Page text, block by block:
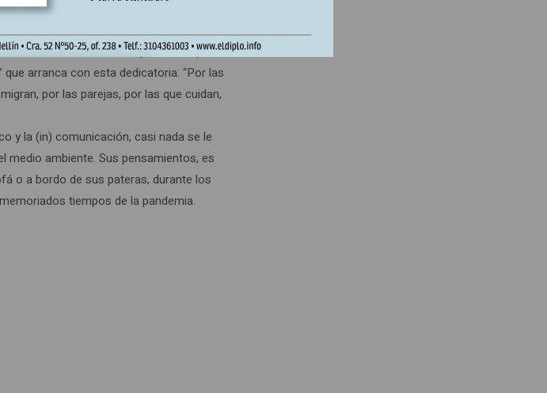
sexista o cooperativo, sino desde la
desde la veneración y la altura que le
arranca con esta dedicatoria: “Por las
por las parejas, por las que cuidan,
y la (in) comunicación, casi nada se le
medio ambiente. Sus pensamientos, es
o a bordo de sus pateras, durante los
tiempos de la pandemia.